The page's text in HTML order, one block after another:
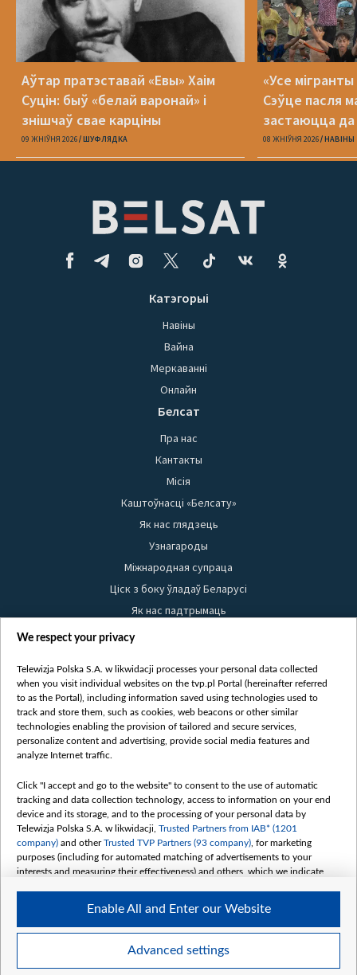
Аўтар пратэставай «Евы» Хаім
Суцін: быў «белай варонай» і
знішчаў свае карціны
09 ЖНІЎНЯ 2026 ШУФЛЯДКА
«Усе
Сэўце пасля
застаюцца да
08 ЖНІЎНЯ 2026 НАВІНЫ
Катэгорыі
Навіны
Вайна
Меркаванні
Онлайн
Белсат
Пра нас
Кантакты
Місія
Каштоўнасці «Белсату»
Як нас глядзець
Узнагароды
Міжнародная супраца
Ціск з боку ўладаў Беларусі
Як нас падтрымаць
Правілы выкарыстання матэрыялаў
Бяспека
Youtube
Белсат news
Белсат Shorts
Жэстачайшы мульт
Belsat English
Biełsat PL
Белсат Now
Белсат History
Белсат Music
Белсат Doc
My consents
We respect your privacy
Telewizja Polska S.A. w likwidacji processes your personal data collected
when you visit individual websites on the tvp.pl Portal (hereinafter referred
to as the Portal), including information saved using technologies used to
track and store them, such as cookies, web beacons or other similar
technologies enabling the provision of tailored and secure services,
personalize content and advertising, provide social media features and
analyze Internet traffic.
Click "I accept and go to the website" to consent to the use of automatic
tracking and data collection technology, access to information on your end
device and its storage, and to the processing of your personal data by
Telewizja Polska S.A. w likwidacji, Trusted Partners from IAB* (1201
company) and otherTrusted TVP Partners (93 company) , for marketing
purposes (including for automated matching of advertisements to your
interests and measuring their effectiveness) and others, which we indicate
The purposes of processing your data by TVP S.A. w likwidacji are as
follows:
Use limited data to select advertising
Create profiles for personalised advertising
Advanced settings
Enable All and Enter our Website